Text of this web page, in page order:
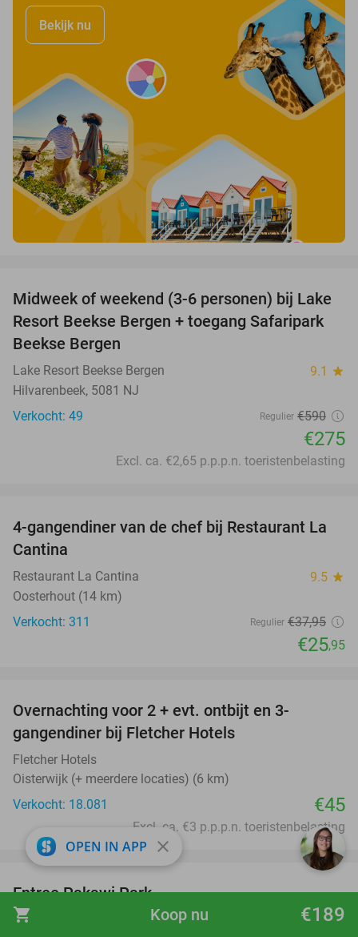
shopping_cart €189
Koop nu
Bekijk nu
53%
Midweek of weekend (3-6 personen) bij Lake
Resort Beekse Bergen + toegang Safaripark
Beekse Bergen
Lake Resort Beekse Bergen 9.1 star
Hilvarenbeek, 5081 NJ
Verkocht: 49
Regulier €590
€275
Excl. ca. €2,65 p.p.p.n. toeristenbelasting
32%
4-gangendiner van de chef bij Restaurant La
Cantina
Restaurant La Cantina 9.5 star
Oosterhout (14 km)
Verkocht: 311
Regulier €37,95
€25,95
Overnachting voor 2 + evt. ontbijt en 3-
gangendiner bij Fletcher Hotels
Fletcher Hotels
Oisterwijk (+ meerdere locaties) (6 km)
Verkocht: 18.081
€45
Excl. ca. €3 p.p.p.n. toeristenbelasting
28%
favorite_border
Entree Pakawi Park
Pakawi Park 8.9star
OPEN IN APP close